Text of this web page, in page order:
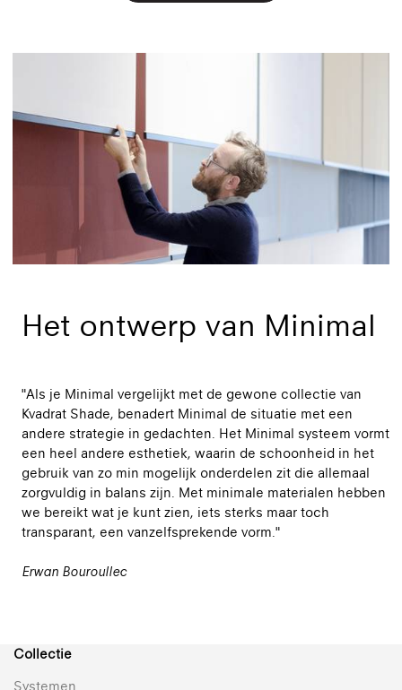
Het ontwerp van Minimal
"Als je Minimal vergelijkt met de gewone collectie van
Kvadrat Shade, benadert Minimal de situatie met een
andere strategie in gedachten. Het Minimal systeem vormt
een heel andere esthetiek, waarin de schoonheid in het
gebruik van zo min mogelijk onderdelen zit die allemaal
zorgvuldig in balans zijn. Met minimale materialen hebben
we bereikt wat je kunt zien, iets sterks maar toch
transparant, een vanzelfsprekende vorm."
Erwan Bouroullec
Collectie
Systemen